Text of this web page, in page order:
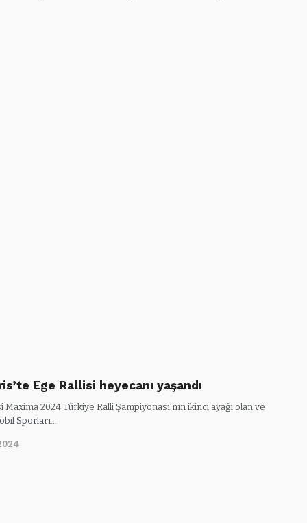
Ege Rallisi heyecanı yaşandı
Maxima 2024 Türkiye Ralli Şampiyonası’nın ikinci ayağı olan ve
Sporları…